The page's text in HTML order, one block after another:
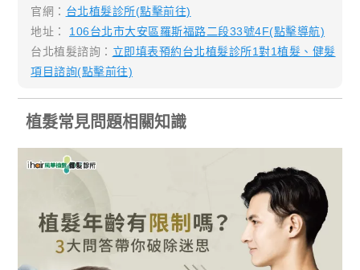
官網： 台北植髮診所(點擊前往)
地址： 106台北市大安區羅斯福路二段33號4F(點擊導航)
台北植髮諮詢： 立即填表預約台北植髮診所1對1植髮、健髮
項目諮詢(點擊前往)
植髮常見問題相關知識